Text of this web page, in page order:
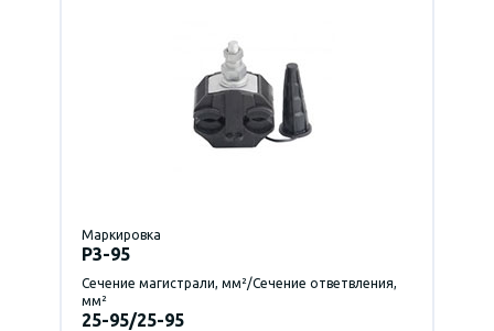
Маркировка
P3-95
Сечение магистрали, мм²/Сечение ответвления,
мм²
25-95/25-95